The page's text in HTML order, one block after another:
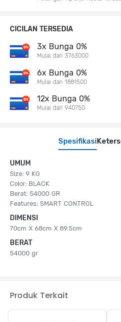
Spesifikasi
UMUM
Size: 9 KG
Color: BLACK
Berat: 54000 GR
Features: SMART CONTROL
DIMENSI
70cm X 68cm X 89.5cm
BERAT
54000 gr
CICILAN TERSEDIA
3x Bunga 0%
Mulai dari 3763000
6x Bunga 0%
Mulai dari 1881500
12x Bunga 0%
Mulai dari 940750
Produk Terkait